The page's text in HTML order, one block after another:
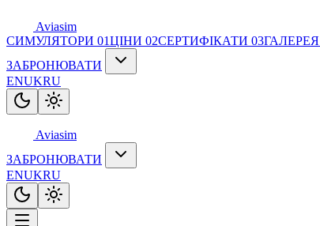
Aviasim
СИМУЛЯТОРИ 01ЦІНИ 02СЕРТИФІКАТИ 03ГАЛЕРЕЯ
ЗАБРОНЮВАТИ
ENUKRU
Aviasim
ЗАБРОНЮВАТИ
ENUKRU